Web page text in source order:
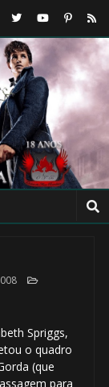
Spriggs,
o quadro
(que
para